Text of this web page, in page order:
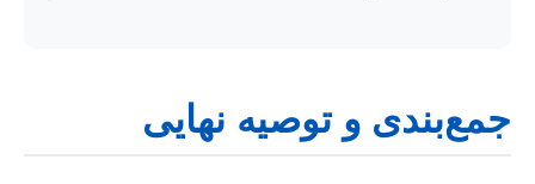
جمع‌بندی و توصیه نهایی